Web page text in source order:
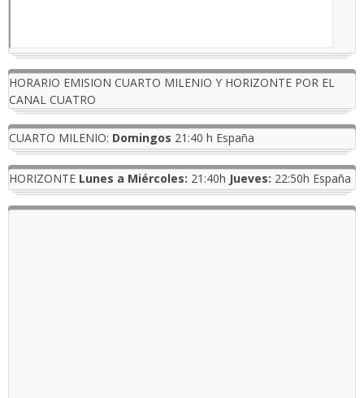
HORARIO EMISION CUARTO MILENIO Y HORIZONTE POR EL
CANAL CUATRO
CUARTO MILENIO: Domingos 21:40 h España
HORIZONTE Lunes a Miércoles: 21:40h Jueves: 22:50h España